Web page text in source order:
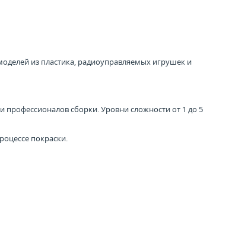
из пластика, радиоуправляемых игрушек и
сборки. Уровни сложности от 1 до 5
покраски.